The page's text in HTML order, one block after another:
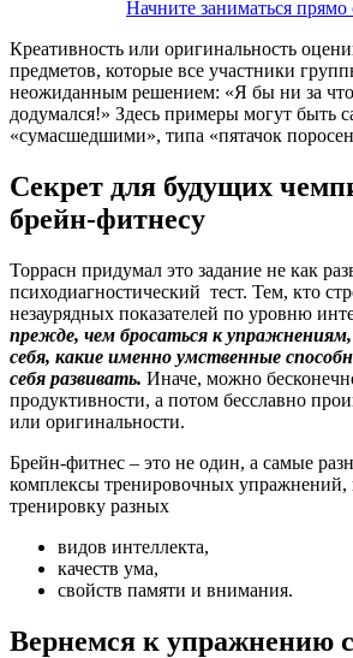
Начните заниматься прямо
Креативность или оригинальность
предметов, которые все участники
неожиданным решением: «Я бы ни за что
додумался!» Здесь примеры могут быть
«сумасшедшими», типа «пятачок
Секрет для будущих
брейн-фитнесу
Торрасн придумал это задание не как
психодиагностический тест. Тем, кто
незаурядных показателей по уровню
прежде, чем бросаться к
себя, какие именно умственные
себя развивать. Иначе, можно
продуктивности, а потом бесславно
или оригинальности.
Брейн-фитнес – это не один, а самые
комплексы тренировочных упражнений,
тренировку разных
видов интеллекта,
качеств ума,
свойств памяти и внимания.
Вернемся к упражнению